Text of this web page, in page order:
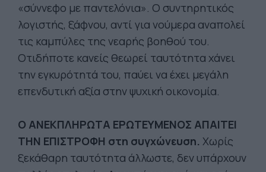
«σύννεφο με παντελόνια». Ο συντηρητικός
λογιστής, ξάφνου, αντί για νούμερα αναπολεί
τις καμπύλες της νεαρής βοηθού του.
Οτιδήποτε κανείς θεωρεί ταυτότητα χάνει
την εγκυρότητά του, παύει να έχει μεγάλη
επενδυτική αξία στην ψυχική οικονομία.
Ο ΑΝΕΚΠΛΗΡΩΤΑ ΕΡΩΤΕΥΜΕΝΟΣ ΑΠΑΙΤΕΙ
ΤΗΝ ΕΠΙΣΤΡΟΦΗ στη συγχώνευση. Χωρίς
ξεκάθαρη ταυτότητα άλλωστε, δεν υπάρχουν